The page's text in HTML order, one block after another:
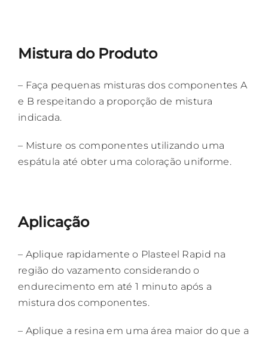
Mistura do Produto
– Faça pequenas misturas dos componentes A
e B respeitando a proporção de mistura
indicada.
– Misture os componentes utilizando uma
espátula até obter uma coloração uniforme.
Aplicação
– Aplique rapidamente o Plasteel Rapid na
região do vazamento considerando o
endurecimento em até 1 minuto após a
mistura dos componentes.
– Aplique a resina em uma área maior do que a